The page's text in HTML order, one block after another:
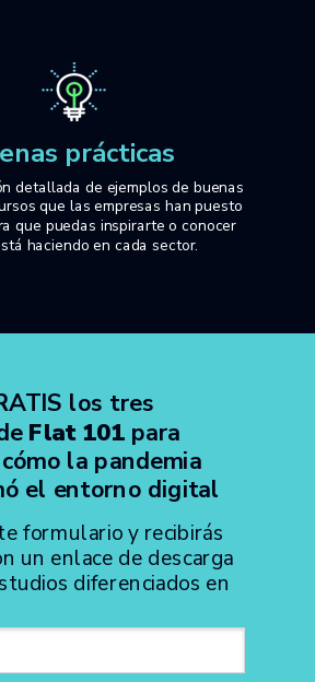
los tres
Flat 101 para
la pandemia
el entorno digital
formulario y recibirás
un enlace de descarga
diferenciados en
detallada de ejemplos de buenas
que las empresas han puesto
que puedas inspirarte o conocer
haciendo en cada sector.
prácticas